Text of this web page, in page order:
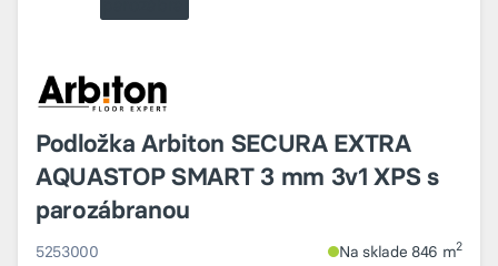
Podložka Arbiton SECURA EXTRA
AQUASTOP SMART 3 mm 3v1 XPS s
parozábranou
5253000 Na sklade 846 m2